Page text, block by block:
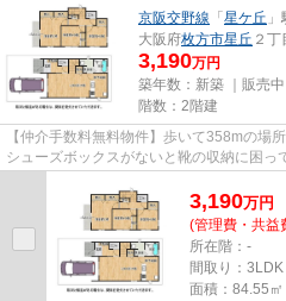
京阪交野線 「 星ケ丘
大阪府枚方市星丘 ２
3,190万円
築年数：新築 ｜販売中
階数：2階建
【仲介手数料無料物件】歩いて358mの場
シューズボックスがないと靴の収納に困
3,190万円
(管理費・共益
所在階：-
間取り：3LDK
面積：84.55㎡